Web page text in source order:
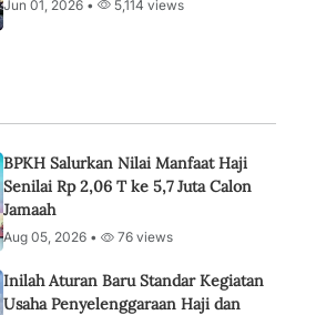
Jun 01, 2026 • 5,114 views
BPKH Salurkan Nilai Manfaat Haji
Senilai Rp 2,06 T ke 5,7 Juta Calon
Jamaah
Aug 05, 2026 • 76 views
Inilah Aturan Baru Standar Kegiatan
Usaha Penyelenggaraan Haji dan